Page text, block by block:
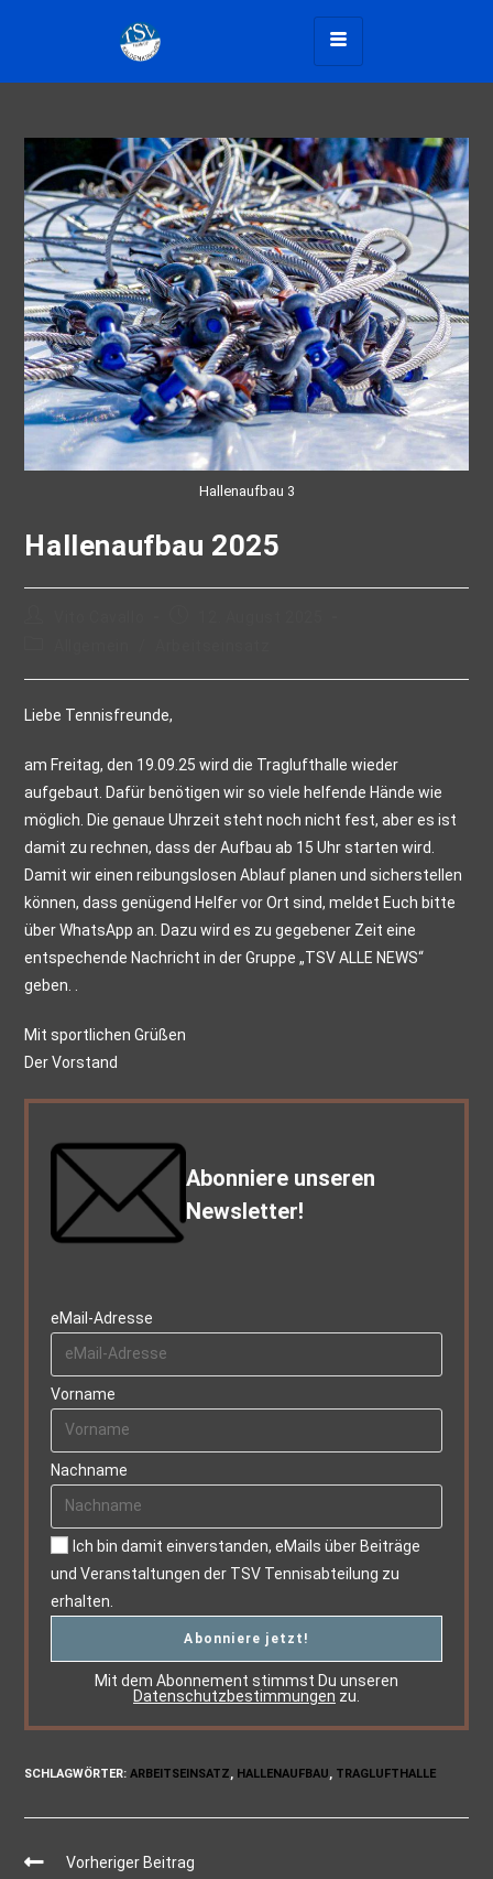
Hallenaufbau 3
Hallenaufbau 2025
Liebe Tennisfreunde,
am Freitag, den 19.09.25 wird die Traglufthalle wieder
aufgebaut. Dafür benötigen wir so viele helfende Hände wie
möglich. Die genaue Uhrzeit steht noch nicht fest, aber es ist
damit zu rechnen, dass der Aufbau ab 15 Uhr starten wird.
Damit wir einen reibungslosen Ablauf planen und sicherstellen
können, dass genügend Helfer vor Ort sind, meldet Euch bitte
über WhatsApp an. Dazu wird es zu gegebener Zeit eine
entspechende Nachricht in der Gruppe „TSV ALLE NEWS“
geben. .
Mit sportlichen Grüßen
Der Vorstand
Abonniere unseren
Newsletter!
eMail-Adresse
Vorname
Nachname
Ich bin damit einverstanden, eMails über Beiträge
und Veranstaltungen der TSV Tennisabteilung zu
erhalten.
Mit dem Abonnement stimmst Du unseren
Datenschutzbestimmungen zu.
SCHLAGWÖRTER:ARBEITSEINSATZ, HALLENAUFBAU, TRAGLUFTHALLE
Vorheriger Beitrag